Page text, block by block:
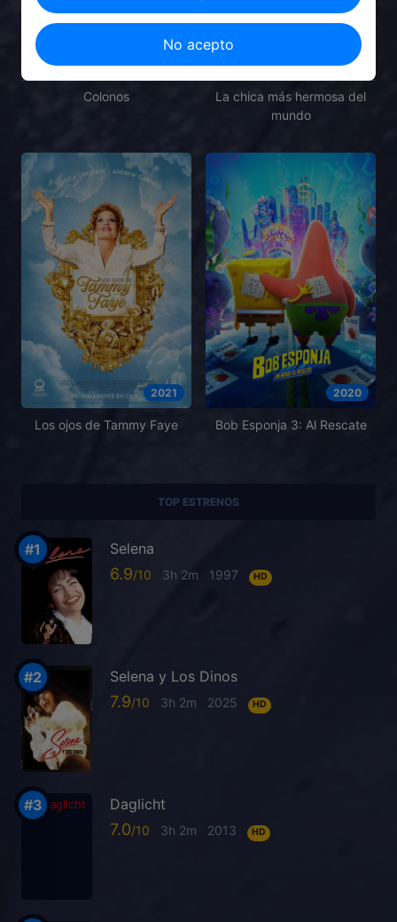
2021
Colonos
2025
La chica más hermosa del
mundo
2021
Los ojos de Tammy Faye
2020
Bob Esponja 3: Al Rescate
TOP ESTRENOS
Selena
6.9 3h 2m 1997 HD
Selena y Los Dinos
7.9 3h 2m 2025 HD
Daglicht
7.0 3h 2m 2013 HD
No acepto